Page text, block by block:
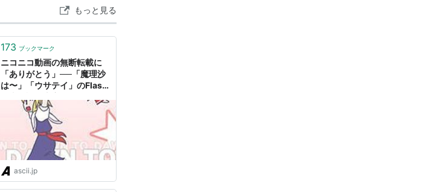
もっと見る
173 ブックマーク
ニコニコ動画の無断転載に
「ありがとう」──「魔理沙
は〜」「ウサテイ」のFlash
ascii.jp